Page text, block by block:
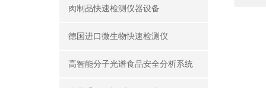
肉制品快速检测仪器设备
德国进口微生物快速检测仪
高智能分子光谱食品安全分析系统